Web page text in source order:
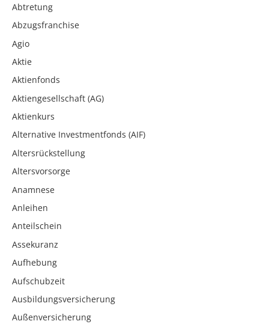
Abtretung
Abzugsfranchise
Agio
Aktie
Aktienfonds
Aktiengesellschaft (AG)
Aktienkurs
Alternative Investmentfonds (AIF)
Altersrückstellung
Altersvorsorge
Anamnese
Anleihen
Anteilschein
Assekuranz
Aufhebung
Aufschubzeit
Ausbildungsversicherung
Außenversicherung